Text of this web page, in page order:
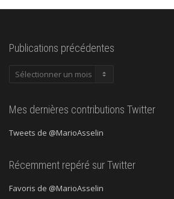
Publications précédentes
Publications
Mes dernières contributions Twitter
Tweets de @MarioAsselin
Récemment repéré sur Twitter
Favoris de @MarioAsselin